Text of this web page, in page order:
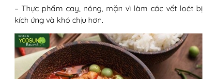
– Thực phẩm cay, nóng, mặn vì làm các vết loét bị
kích ứng và khó chịu hơn.